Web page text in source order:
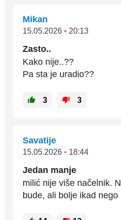
Mikan
15.05.2026 • 20:13
Zasto..
Kako nije..??
Pa sta je uradio??
3 3
Savatije
15.05.2026 • 18:44
Jedan manje
milić nije više načelnik.
bude, ali bolje ikad nego